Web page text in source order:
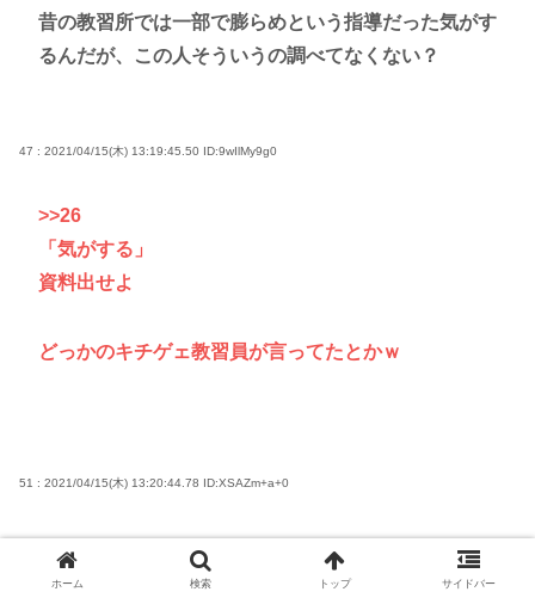
昔の教習所では一部で膨らめという指導だった気がす
るんだが、この人そういうの調べてなくない？
47 : 2021/04/15(木) 13:19:45.50 ID:9wIlMy9g0
>>26
「気がする」
資料出せよ
どっかのキチゲェ教習員が言ってたとかｗ
51 : 2021/04/15(木) 13:20:44.78 ID:XSAZm+a+0
>>47
俺慶應の学生だったけど、日吉の教習所は膨らめと指
ホーム 検索 トップ サイドバー